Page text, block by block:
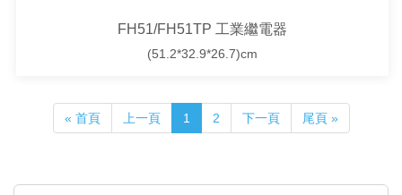
FH51/FH51TP 工業繼電器
(51.2*32.9*26.7)cm
« 首頁 上一頁 1 2 下一頁 尾頁 »